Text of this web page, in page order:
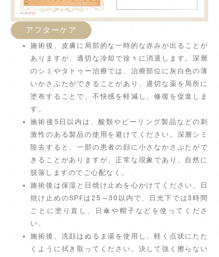
アフターケア
施術後、皮膚に局部的な一時的な赤みが出ることが
ありますが、適切な冷却で徐々に消退します。深層
のシミやタトゥー治療では、治療部位に灰白色の薄
いかさぶたができることがあり、適切な薬を局所に
塗布することで、不快感を軽減し、修復を促進しま
す。
施術後5日以内は、酸類やピーリング製品などの刺
激性のある製品の使用を避けてください。深層シミ
除去すると、一部の患者の顔に小さなかさぶたがで
きることがありますが、正常な現象であり、自然に
脱落しますのでご心配なく。
施術後は保湿と日焼け止めを心かけてください。日
焼け止めのSPFは25～30以内で、日光下では3時間
ごとに塗り直し、日傘や帽子などを使ってくださ
い。
施術後、洗顔はぬるま湯を使用し、軽く点状にたた
くように拭き取ってください。決して強く擦らない